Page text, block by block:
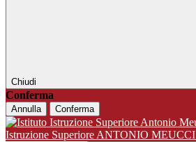
Chiudi
Conferma
Annulla Conferma
Istruzione Superiore ANTONIO MEUCCI